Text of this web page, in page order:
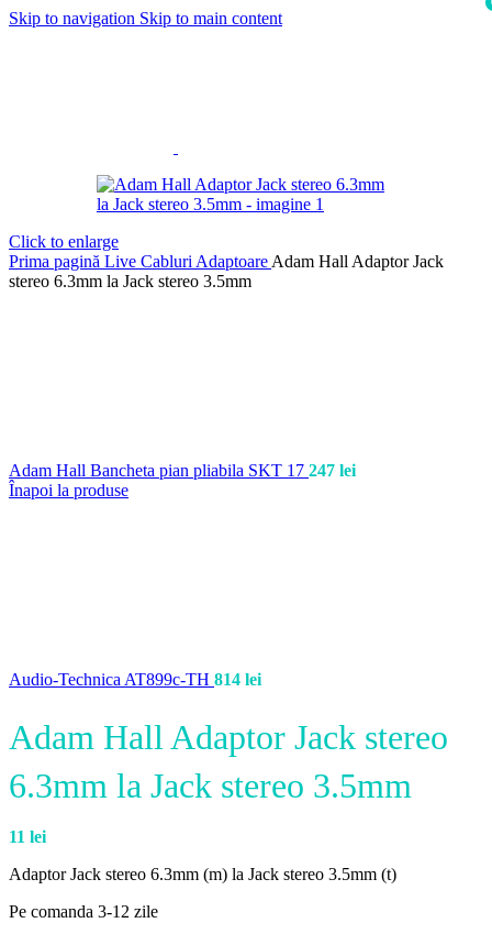
Skip to navigation Skip to main content
Click to enlarge
Prima pagină Live Cabluri Adaptoare Adam Hall Adaptor Jack
stereo 6.3mm la Jack stereo 3.5mm
Adam Hall Bancheta pian pliabila SKT 17 247 lei
Înapoi la produse
Audio-Technica AT899c-TH 814 lei
Adam Hall Adaptor Jack stereo
6.3mm la Jack stereo 3.5mm
11 lei
Adaptor Jack stereo 6.3mm (m) la Jack stereo 3.5mm (t)
Pe comanda 3-12 zile